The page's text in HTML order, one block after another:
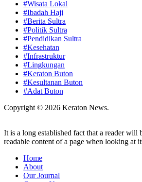
#Wisata Lokal
#Ibadah Haji
#Berita Sultra
#Politik Sultra
#Pendidikan Sultra
#Kesehatan
#Infrastruktur
#Lingkungan
#Keraton Buton
#Kesultanan Buton
#Adat Buton
Copyright © 2026 Keraton News.
It is a long established fact that a reader will
readable content of a page when looking at
Home
About
Our Journal